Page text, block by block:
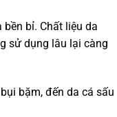
bỉ. Chất liệu da
sử dụng lâu lại càng
bặm, đến da cá sấu